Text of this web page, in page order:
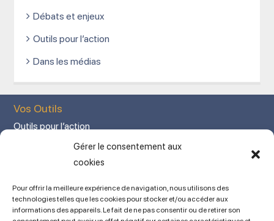
Gérer le consentement aux
cookies
Pour offrir la meilleure expérience de navigation, nous utilisons des
technologies telles que les cookies pour stocker et/ou accéder aux
informations des appareils. Le fait de ne pas consentir ou de retirer son
Débats et enjeux
Outils pour l’action
Dans les médias
Vos Outils
Outils pour l’action
Votre espace adhérent
Mon Compte adhérent
L’association
Mentions légales